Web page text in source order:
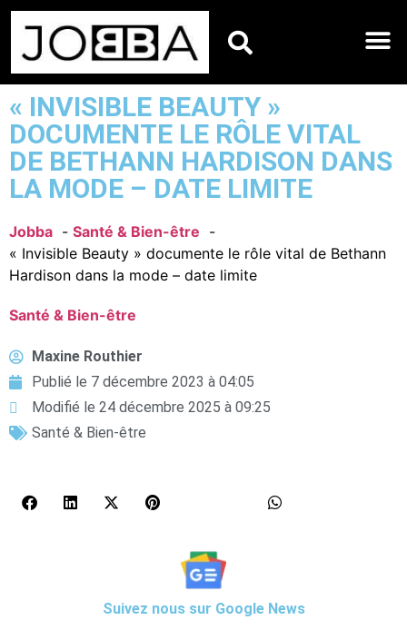
« INVISIBLE BEAUTY »
DOCUMENTE LE RÔLE VITAL
DE BETHANN HARDISON DANS
LA MODE – DATE LIMITE
Jobba
Santé & Bien-être
« Invisible Beauty » documente le rôle vital de Bethann
Hardison dans la mode – date limite
Santé & Bien-être
Maxine Routhier
Publié le 7 décembre 2023 à 04:05
Modifié le 24 décembre 2025 à 09:25
Santé & Bien-être
Suivez nous sur Google News